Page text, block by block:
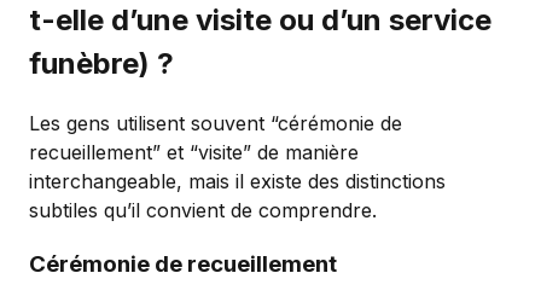
t-elle d’une visite ou d’un service
funèbre) ?
Les gens utilisent souvent “cérémonie de
recueillement” et “visite” de manière
interchangeable, mais il existe des distinctions
subtiles qu’il convient de comprendre.
Cérémonie de recueillement